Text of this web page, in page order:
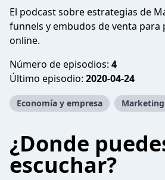
El podcast sobre estrategias de
funnels y embudos de venta
online.
Número de episodios: 4
Último episodio: 2020-04-24
Economía y empresa Marketing
¿Donde
escuchar?